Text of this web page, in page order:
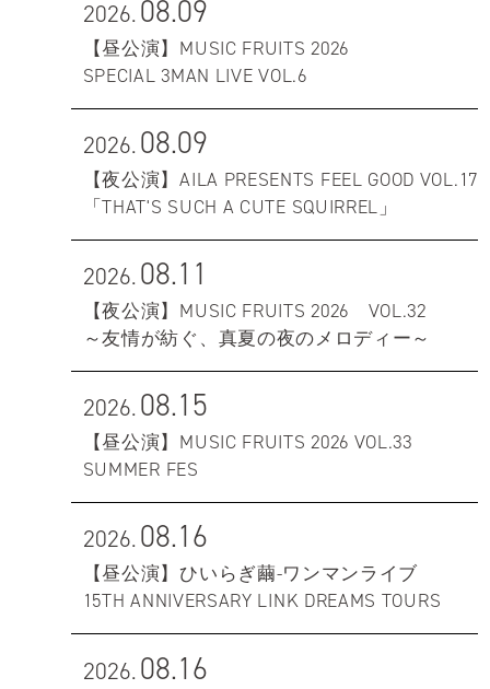
2026.08.09
【昼公演】MUSIC FRUITS 2026
SPECIAL 3MAN LIVE VOL.6
2026.08.09
【夜公演】AILA PRESENTS FEEL GOOD VOL.17
「THAT'S SUCH A CUTE SQUIRREL」
2026.08.11
【夜公演】MUSIC FRUITS 2026 VOL.32
～友情が紡ぐ、真夏の夜のメロディー～
2026.08.15
【昼公演】MUSIC FRUITS 2026 VOL.33
SUMMER FES
2026.08.16
【昼公演】ひいらぎ繭-ワンマンライブ
15TH ANNIVERSARY LINK DREAMS TOURS
2026.08.16